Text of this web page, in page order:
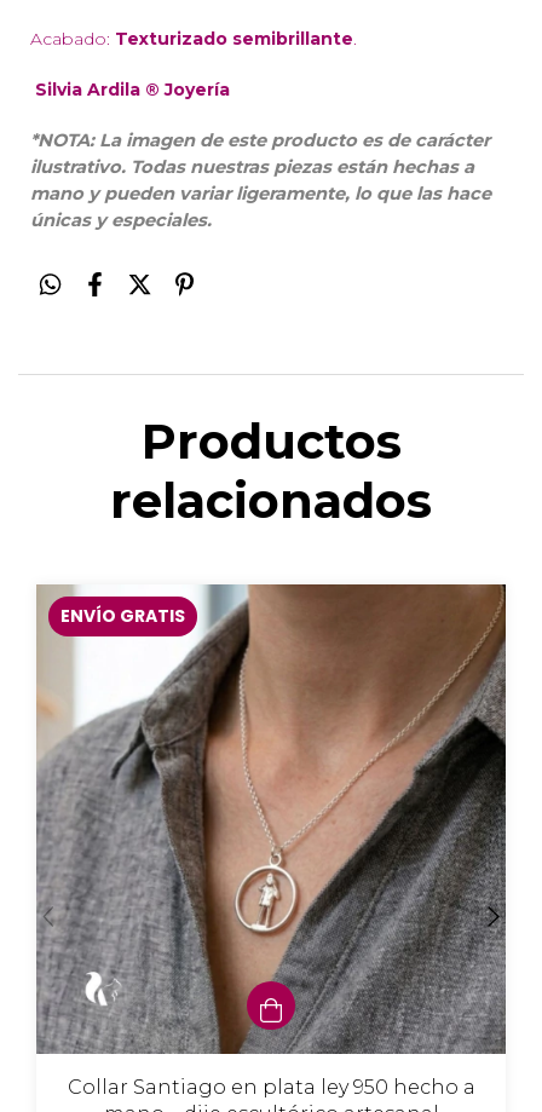
Acabado: Texturizado semibrillante.
Silvia Ardila ® Joyería
*NOTA: La imagen de este producto es de carácter
ilustrativo. Todas nuestras piezas están hechas a
mano y pueden variar ligeramente, lo que las hace
únicas y especiales.
Productos
relacionados
ENVÍO GRATIS
Collar Santiago en plata ley 950 hecho a